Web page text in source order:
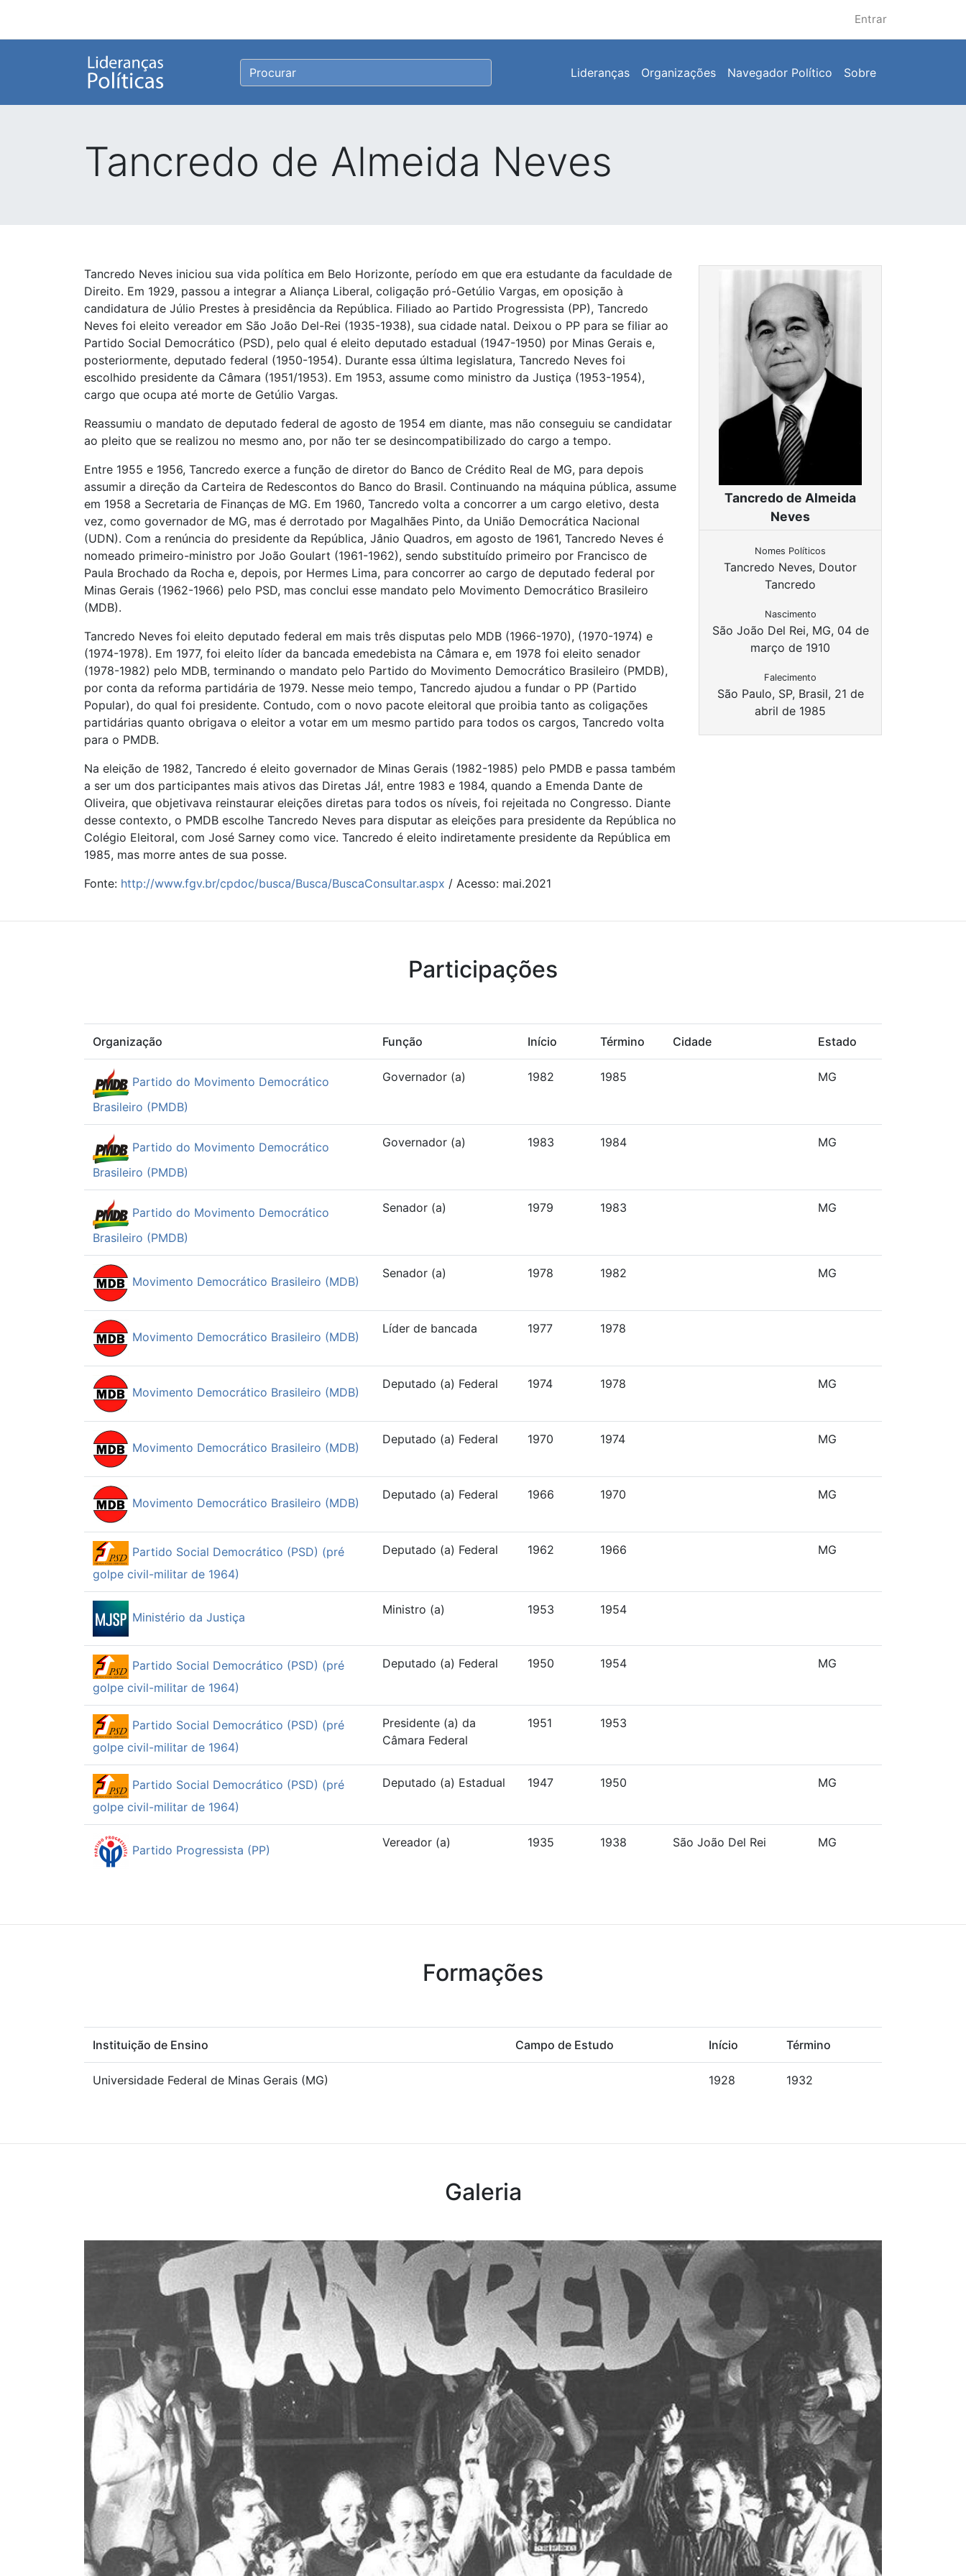
Entrar
Lideranças Organizações Navegador Político Sobre
Tancredo de Almeida Neves
Tancredo Neves iniciou sua vida política em Belo Horizonte, período em que era estudante da faculdade de
Direito. Em 1929, passou a integrar a Aliança Liberal, coligação pró-Getúlio Vargas, em oposição à
candidatura de Júlio Prestes à presidência da República. Filiado ao Partido Progressista (PP), Tancredo
Neves foi eleito vereador em São João Del-Rei (1935-1938), sua cidade natal. Deixou o PP para se filiar ao
Partido Social Democrático (PSD), pelo qual é eleito deputado estadual (1947-1950) por Minas Gerais e,
posteriormente, deputado federal (1950-1954). Durante essa última legislatura, Tancredo Neves foi
escolhido presidente da Câmara (1951/1953). Em 1953, assume como ministro da Justiça (1953-1954),
cargo que ocupa até morte de Getúlio Vargas.
Reassumiu o mandato de deputado federal de agosto de 1954 em diante, mas não conseguiu se candidatar
ao pleito que se realizou no mesmo ano, por não ter se desincompatibilizado do cargo a tempo.
Entre 1955 e 1956, Tancredo exerce a função de diretor do Banco de Crédito Real de MG, para depois
assumir a direção da Carteira de Redescontos do Banco do Brasil. Continuando na máquina pública, assume
em 1958 a Secretaria de Finanças de MG. Em 1960, Tancredo volta a concorrer a um cargo eletivo, desta
vez, como governador de MG, mas é derrotado por Magalhães Pinto, da União Democrática Nacional
(UDN). Com a renúncia do presidente da República, Jânio Quadros, em agosto de 1961, Tancredo Neves é
nomeado primeiro-ministro por João Goulart (1961-1962), sendo substituído primeiro por Francisco de
Paula Brochado da Rocha e, depois, por Hermes Lima, para concorrer ao cargo de deputado federal por
Minas Gerais (1962-1966) pelo PSD, mas conclui esse mandato pelo Movimento Democrático Brasileiro
(MDB).
Tancredo Neves foi eleito deputado federal em mais três disputas pelo MDB (1966-1970), (1970-1974) e
(1974-1978). Em 1977, foi eleito líder da bancada emedebista na Câmara e, em 1978 foi eleito senador
(1978-1982) pelo MDB, terminando o mandato pelo Partido do Movimento Democrático Brasileiro (PMDB),
por conta da reforma partidária de 1979. Nesse meio tempo, Tancredo ajudou a fundar o PP (Partido
Popular), do qual foi presidente. Contudo, com o novo pacote eleitoral que proibia tanto as coligações
partidárias quanto obrigava o eleitor a votar em um mesmo partido para todos os cargos, Tancredo volta
para o PMDB.
Na eleição de 1982, Tancredo é eleito governador de Minas Gerais (1982-1985) pelo PMDB e passa também
a ser um dos participantes mais ativos das Diretas Já!, entre 1983 e 1984, quando a Emenda Dante de
Oliveira, que objetivava reinstaurar eleições diretas para todos os níveis, foi rejeitada no Congresso. Diante
desse contexto, o PMDB escolhe Tancredo Neves para disputar as eleições para presidente da República no
Colégio Eleitoral, com José Sarney como vice. Tancredo é eleito indiretamente presidente da República em
1985, mas morre antes de sua posse.
Fonte: http://www.fgv.br/cpdoc/busca/Busca/BuscaConsultar.aspx / Acesso: mai.2021
Tancredo de Almeida
Neves
Nomes Políticos
Tancredo Neves, Doutor
Tancredo
Nascimento
São João Del Rei, MG, 04 de
março de 1910
Falecimento
São Paulo, SP, Brasil, 21 de
abril de 1985
Participações
Organização Função Início Término Cidade Estado
Partido do Movimento Democrático
Brasileiro (PMDB)
Governador (a) 1982 1985 MG
Partido do Movimento Democrático
Brasileiro (PMDB)
Governador (a) 1983 1984 MG
Partido do Movimento Democrático
Brasileiro (PMDB)
Senador (a) 1979 1983 MG
Movimento Democrático Brasileiro (MDB)
Senador (a) 1978 1982 MG
Movimento Democrático Brasileiro (MDB)
Líder de bancada 1977 1978
Movimento Democrático Brasileiro (MDB)
Deputado (a) Federal 1974 1978 MG
Movimento Democrático Brasileiro (MDB)
Deputado (a) Federal 1970 1974 MG
Movimento Democrático Brasileiro (MDB)
Deputado (a) Federal 1966 1970 MG
Partido Social Democrático (PSD) (pré
golpe civil-militar de 1964)
Deputado (a) Federal 1962 1966 MG
Ministério da Justiça
Ministro (a) 1953 1954
Partido Social Democrático (PSD) (pré
golpe civil-militar de 1964)
Deputado (a) Federal 1950 1954 MG
Partido Social Democrático (PSD) (pré
golpe civil-militar de 1964)
Presidente (a) da
Câmara Federal
1951 1953
Partido Social Democrático (PSD) (pré
golpe civil-militar de 1964)
Deputado (a) Estadual 1947 1950 MG
Partido Progressista (PP)
Vereador (a) 1935 1938 São João Del Rei MG
Formações
Instituição de Ensino Campo de Estudo Início Término
Universidade Federal de Minas Gerais (MG) 1928 1932
Galeria